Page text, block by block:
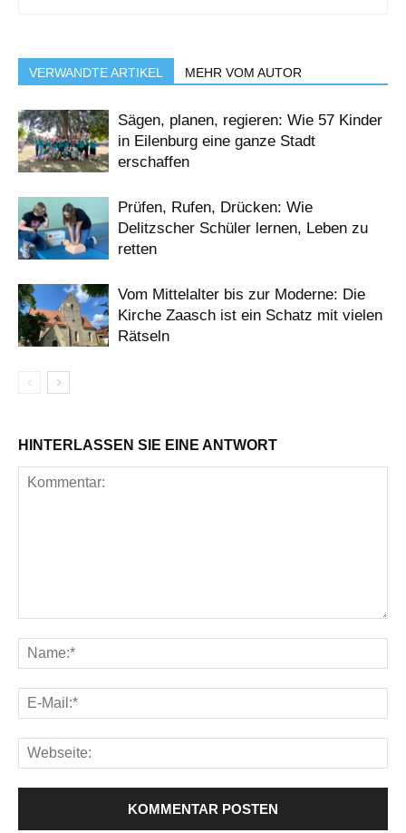
VERWANDTE ARTIKEL MEHR VOM AUTOR
Sägen, planen, regieren: Wie 57 Kinder
in Eilenburg eine ganze Stadt
erschaffen
Prüfen, Rufen, Drücken: Wie
Delitzscher Schüler lernen, Leben zu
retten
Vom Mittelalter bis zur Moderne: Die
Kirche Zaasch ist ein Schatz mit vielen
Rätseln
HINTERLASSEN SIE EINE ANTWORT